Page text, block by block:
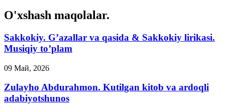
O'xshash maqolalar.
Sakkokiy. G’azallar va qasida & Sakkokiy lirikasi.
Musiqiy to’plam
09 Май, 2026
Zulayho Abdurahmon. Kutilgan kitob va ardoqli
adabiyotshunos